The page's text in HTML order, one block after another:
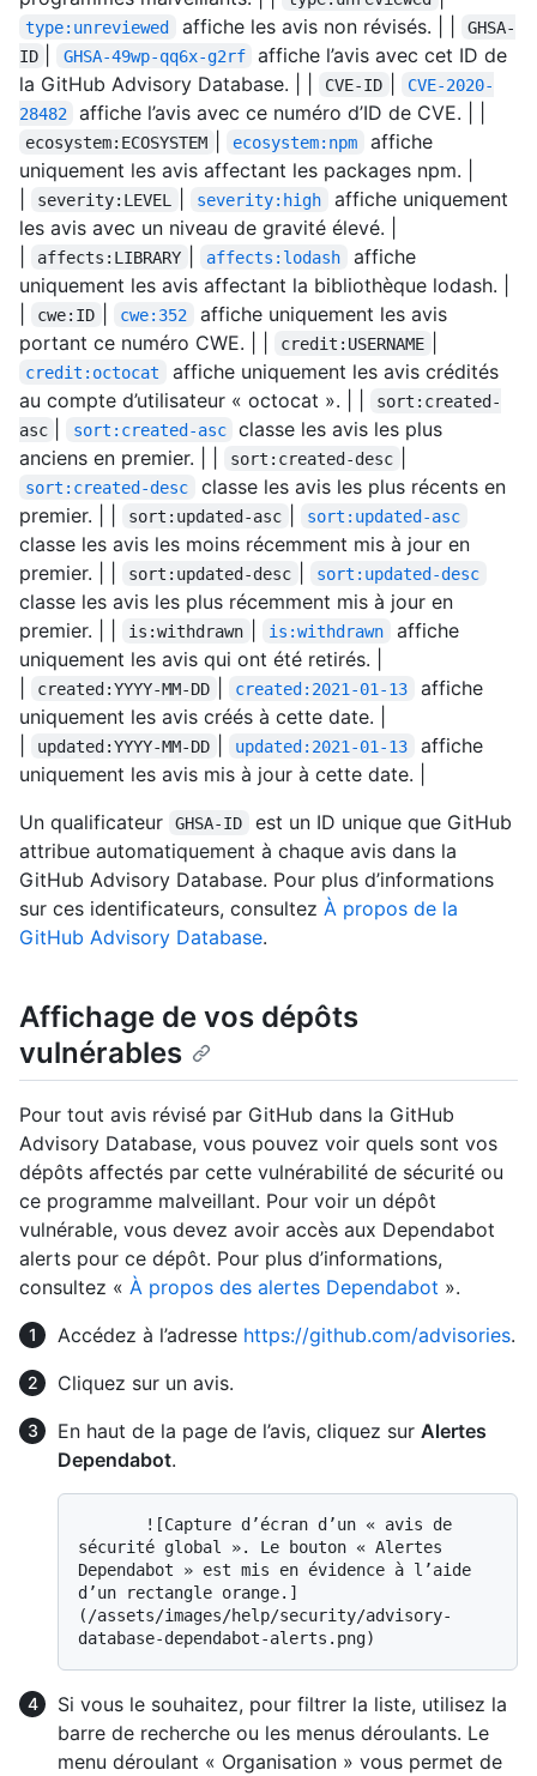
type:unreviewed affiche les avis non révisés. | |
GHSA-
ID
GHSA-49wp-qq6x-g2rf
affiche l’avis avec cet ID de
la GitHub Advisory Database. | |
CVE-ID
CVE-2020-
28482
affiche l’avis avec ce numéro d’ID de CVE. | |
ecosystem:ECOSYSTEM ecosystem:npm
affiche
uniquement les avis affectant les packages npm. |
severity:LEVEL severity:high
affiche uniquement
les avis avec un niveau de gravité élevé. |
affects:LIBRARY affects:lodash
affiche
uniquement les avis affectant la bibliothèque lodash. |
cwe:ID cwe:352
affiche uniquement les avis
portant ce numéro CWE. | |
credit:USERNAME
credit:octocat
affiche uniquement les avis crédités
au compte d’utilisateur « octocat ». | |
sort:created-
asc
sort:created-asc
classe les avis les plus
anciens en premier. | |
sort:created-desc
sort:created-desc
classe les avis les plus récents en
premier. | |
sort:updated-asc sort:updated-asc
classe les avis les moins récemment mis à jour en
premier. | |
sort:updated-desc sort:updated-desc
classe les avis les plus récemment mis à jour en
premier. | |
is:withdrawn is:withdrawn
affiche
uniquement les avis qui ont été retirés. |
created:YYYY-MM-DD created:2021-01-13
affiche
uniquement les avis créés à cette date. |
updated:YYYY-MM-DD updated:2021-01-13
affiche
uniquement les avis mis à jour à cette date. |
Un qualificateur
GHSA-ID
est un ID unique que GitHub
attribue automatiquement à chaque avis dans la
GitHub Advisory Database. Pour plus d’informations
sur ces identificateurs, consultez À propos de la
GitHub Advisory Database.
Affichage de vos dépôts
vulnérables
Pour tout avis révisé par GitHub dans la GitHub
Advisory Database, vous pouvez voir quels sont vos
dépôts affectés par cette vulnérabilité de sécurité ou
ce programme malveillant. Pour voir un dépôt
vulnérable, vous devez avoir accès aux Dependabot
alerts pour ce dépôt. Pour plus d’informations,
consultez « À propos des alertes Dependabot ».
Accédez à l’adresse https://github.com/advisories.
Cliquez sur un avis.
En haut de la page de l’avis, cliquez sur Alertes
Dependabot.
sécurité global ». Le bouton « Alertes
Dependabot » est mis en évidence à l’aide
d’un rectangle orange.]
(/assets/images/help/security/advisory-
Si vous le souhaitez, pour filtrer la liste, utilisez la
barre de recherche ou les menus déroulants. Le
menu déroulant « Organisation » vous permet de